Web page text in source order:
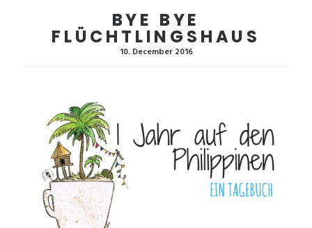
BYE BYE
FLÜCHTLINGSHAUS
10. December 2016